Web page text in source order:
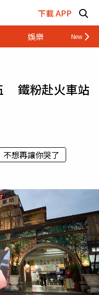
下載 APP
娛樂 財經
鐵粉赴火車站
不想再讓你哭了